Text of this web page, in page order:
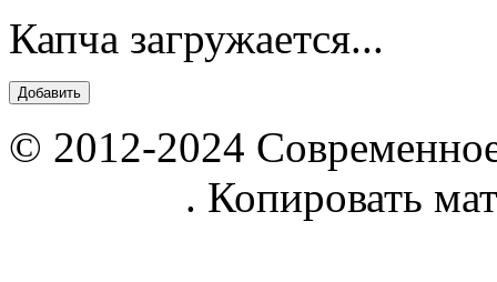
Капча загружается...
© 2012-2024
. Копировать